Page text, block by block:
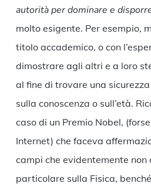
autorità per dominare e
molto esigente. Per esempio,
titolo accademico, o con
dimostrare agli altri e a loro
al fine di trovare una
sulla conoscenza o sull’età.
caso di un Premio Nobel,
Internet) che faceva
campi che evidentemente non
particolare sulla Fisica,